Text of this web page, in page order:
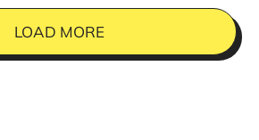
LOAD MORE